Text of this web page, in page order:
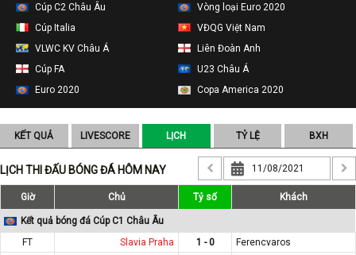
Cúp C2 Châu Âu
Vòng loại Euro 2020
Cúp Italia
VĐQG Việt Nam
VLWC KV Châu Á
Liên Đoàn Anh
Cúp FA
U23 Châu Á
Euro 2020
Copa America 2020
KẾT QUẢ LIVESCORE LỊCH TỶ LỆ BXH
LỊCH THI ĐẤU BÓNG ĐÁ HÔM NAY
Giờ Chủ Tỷ số Khách
Kết quả bóng đá Cúp C1 Châu Âu
FT
Slavia Praha 1 - 0
Ferencvaros